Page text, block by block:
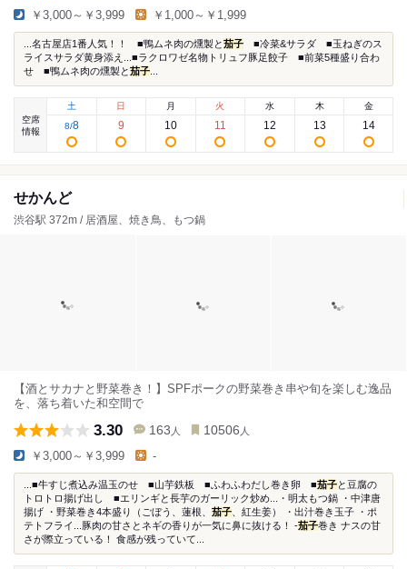
￥3,000～￥3,999 ￥1,000～￥1,999
...名古屋店1番人気！！ ■鴨ムネ肉の燻製と茄子 ■冷菜&サラダ ■玉ねぎのス
ライスサラダ黄身添え...■ラクロワゼ名物トリュフ豚足餃子 ■前菜5種盛り合わ
せ ■鴨ムネ肉の燻製と茄子
空席
情報
土
8/8
日
9
月
10
火
11
水
12
木
13
金
14
せかんど
渋谷駅 372m / 居酒屋、焼き鳥、もつ鍋
【酒とサカナと野菜巻き！】SPFポークの野菜巻き串や旬を楽しむ逸品
を、落ち着いた和空間で
3.30 163 人 10506 人
￥3,000～￥3,999 -
...■牛すじ煮込み温玉のせ ■山芋鉄板 ■ふわふわだし巻き卵 ■茄子と豆腐の
トロトロ揚げ出し ■エリンギと長芋のガーリック炒め...・明太もつ鍋 ・中津唐
揚げ ・野菜巻き4本盛り（ごぼう、蓮根、 茄子 、紅生姜） ・出汁巻き玉子 ・ポ
テトフライ...豚肉の甘さとネギの香りが一気に鼻に抜ける！ -茄子巻き ナスの甘
さが際立っている！ 食感が残っていて...